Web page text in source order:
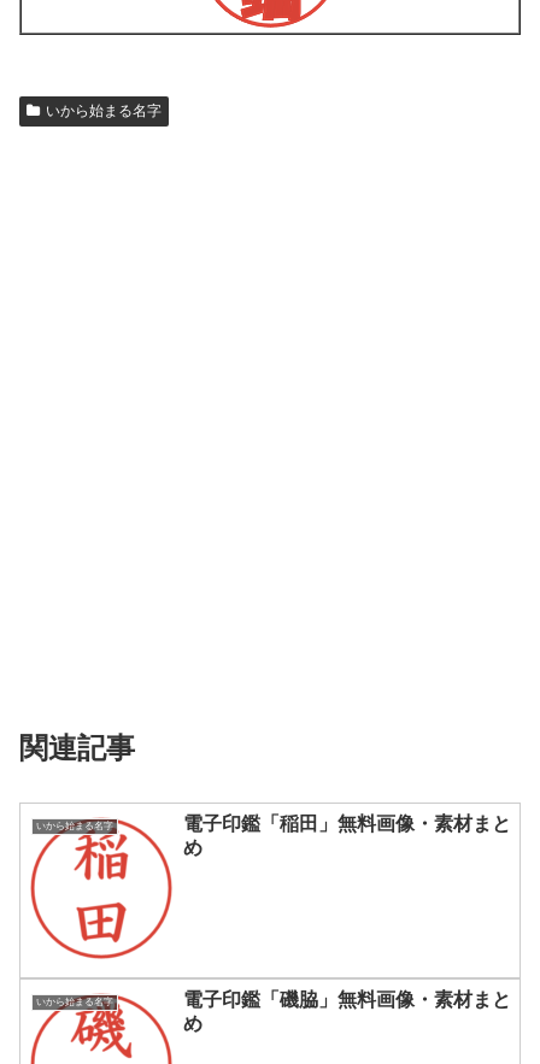
いから始まる名字
関連記事
いから始まる名字
電子印鑑「稲田」無料画像・素材まと
め
いから始まる名字
電子印鑑「磯脇」無料画像・素材まと
め